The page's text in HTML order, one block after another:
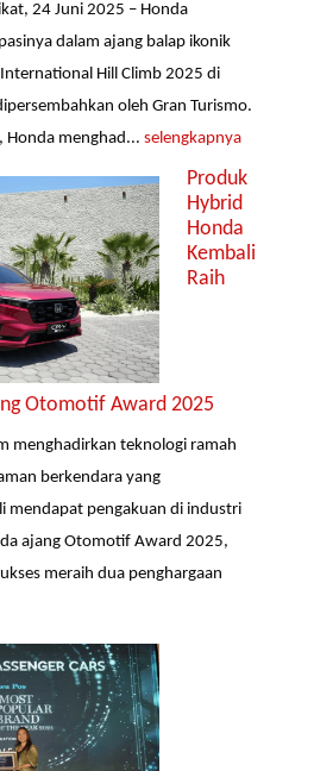
24 Juni 2025 – Honda
dalam ajang balap ikonik
Hill Climb 2025 di
oleh Gran Turismo.
Honda menghad...selengkapnya
Produk
Hybrid
Honda
Kembali
Raih
Otomotif Award 2025
menghadirkan teknologi ramah
berkendara yang
mendapat pengakuan di industri
ajang Otomotif Award 2025,
meraih dua penghargaan